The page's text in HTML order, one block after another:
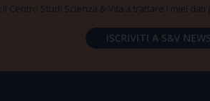
Centro Studi Scienza & Vita a trattare i miei